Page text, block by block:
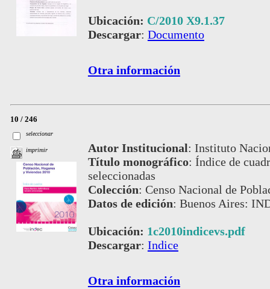
Ubicación: C/2010 X9.1.37
Descargar: Documento
Otra información
10 / 246
seleccionar
imprimir Autor Institucional: Instituto
Título monográfico: Índice de
seleccionadas
Colección: Censo Nacional de
Datos de edición: Buenos Aires:
Ubicación: 1c2010indicevs.pdf
Descargar: Indice
Otra información